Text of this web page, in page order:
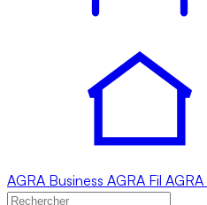
AGRA Business AGRA Fil AGRA